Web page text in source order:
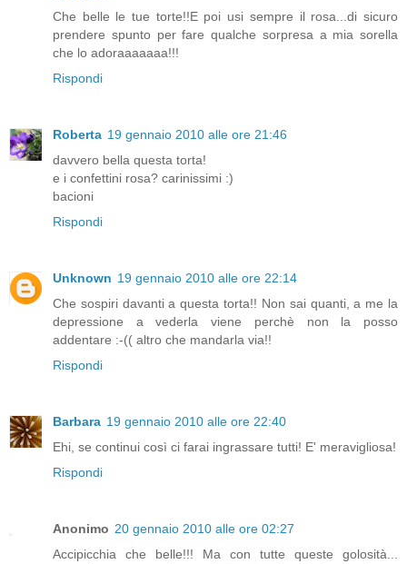
Che belle le tue torte!!E poi usi sempre il rosa...di sicuro
prendere spunto per fare qualche sorpresa a mia sorella
che lo adoraaaaaaa!!!
Rispondi
Roberta 19 gennaio 2010 alle ore 21:46
davvero bella questa torta!
e i confettini rosa? carinissimi :)
bacioni
Rispondi
Unknown 19 gennaio 2010 alle ore 22:14
Che sospiri davanti a questa torta!! Non sai quanti, a me la
depressione a vederla viene perchè non la posso
addentare :-(( altro che mandarla via!!
Rispondi
Barbara 19 gennaio 2010 alle ore 22:40
Ehi, se continui così ci farai ingrassare tutti! E' meravigliosa!
Rispondi
Anonimo 20 gennaio 2010 alle ore 02:27
Accipicchia che belle!!! Ma con tutte queste golosità...